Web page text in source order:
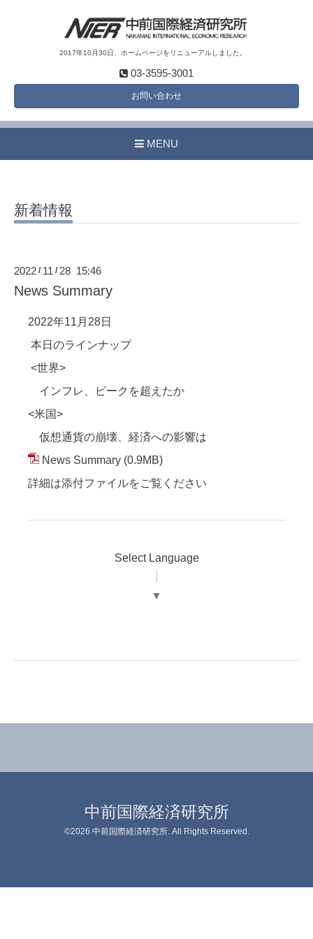
2017年10月30日、ホームページをリニューアルしました。
03-3595-3001
お問い合わせ
MENU
新着情報
2022 / 11 / 28 15:46
News Summary
2022年11月28日
本日のラインナップ
<世界>
インフレ、ピークを超えたか
<米国>
仮想通貨の崩壊、経済への影響は
News Summary (0.9MB)
詳細は添付ファイルをご覧ください
Select Language
▼
中前国際経済研究所
©2026 中前国際経済研究所. All Rights Reserved.